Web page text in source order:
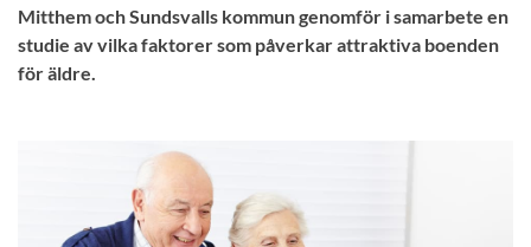
Mitthem och Sundsvalls kommun genomför i samarbete en
studie av vilka faktorer som påverkar attraktiva boenden
för äldre.